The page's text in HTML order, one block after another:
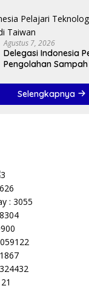
Agustus 7, 2026
Delegasi Indonesia
Pengolahan
Selengkapnya
: 3055